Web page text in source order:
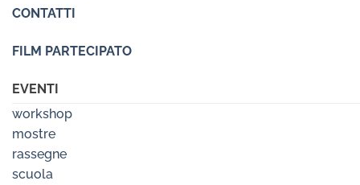
CONTATTI
FILM PARTECIPATO
EVENTI
workshop
mostre
rassegne
scuola